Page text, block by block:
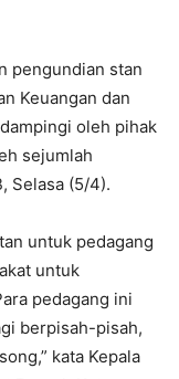
pengundian stan
Keuangan dan
oleh pihak
sejumlah
Selasa (5/4).
untuk pedagang
untuk
pedagang ini
berpisah-pisah,
kata Kepala